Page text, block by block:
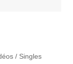
/ Singles